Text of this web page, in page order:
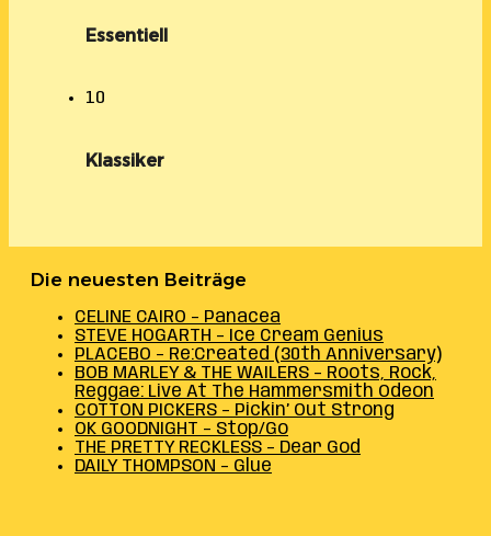
Essentiell
10
Klassiker
Die neuesten Beiträge
CELINE CAIRO – Panacea
STEVE HOGARTH – Ice Cream Genius
PLACEBO – Re:Created (30th Anniversary)
BOB MARLEY & THE WAILERS – Roots, Rock,
Reggae: Live At The Hammersmith Odeon
COTTON PICKERS – Pickin’ Out Strong
OK GOODNIGHT – Stop/Go
THE PRETTY RECKLESS – Dear God
DAILY THOMPSON – Glue